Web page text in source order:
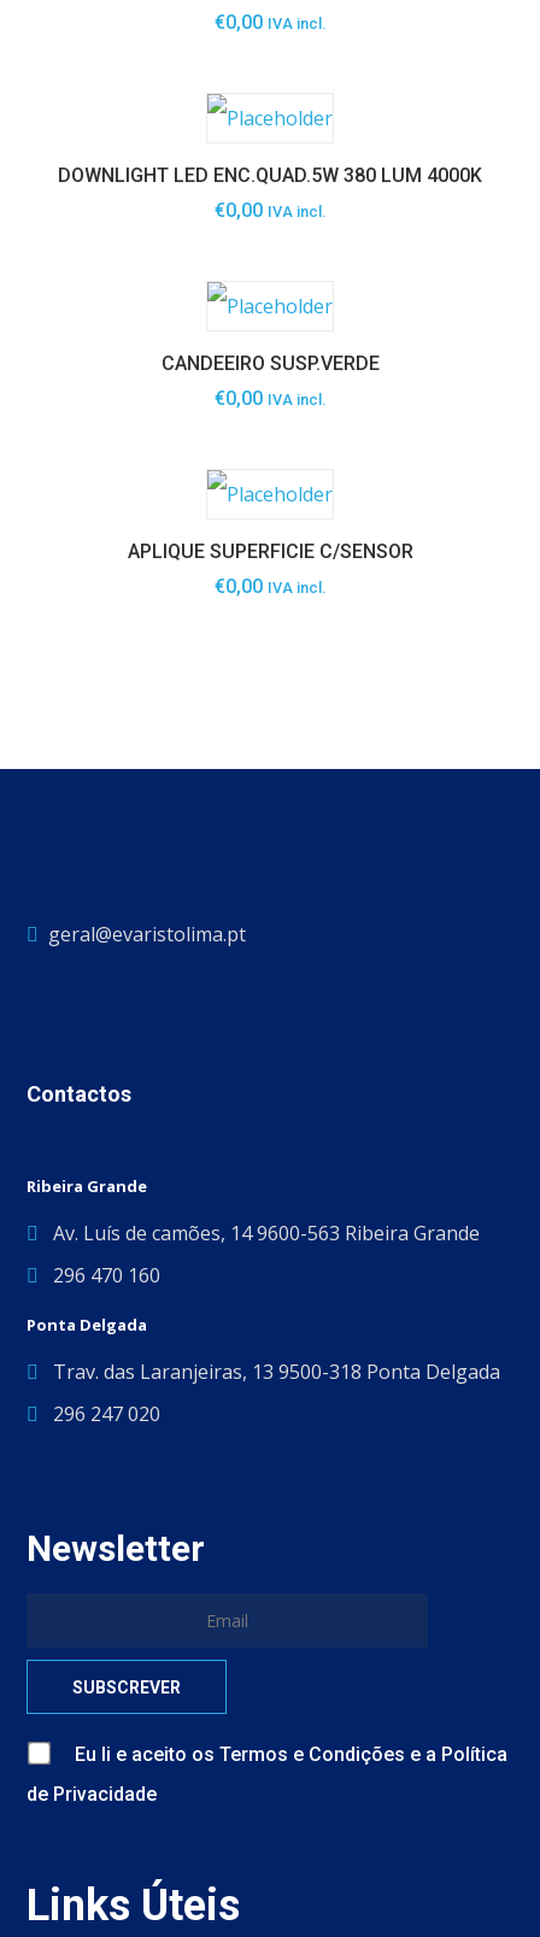
€0,00 IVA incl.
DOWNLIGHT LED ENC.QUAD.5W 380 LUM 4000K
€0,00 IVA incl.
CANDEEIRO SUSP.VERDE
€0,00 IVA incl.
APLIQUE SUPERFICIE C/SENSOR
€0,00 IVA incl.
geral@evaristolima.pt
Contactos
Ribeira Grande
Av. Luís de camões, 14 9600-563 Ribeira Grande
296 470 160
Ponta Delgada
Trav. das Laranjeiras, 13 9500-318 Ponta Delgada
296 247 020
Newsletter
Eu li e aceito osTermos e Condições e a Política
de Privacidade
Links Úteis